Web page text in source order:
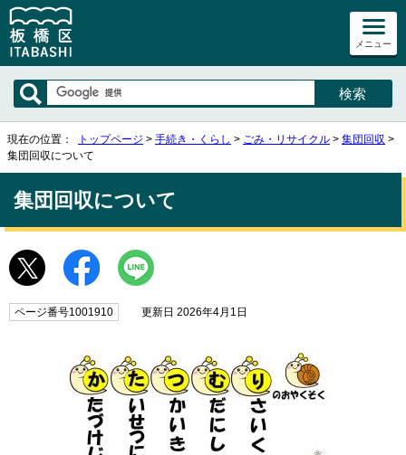
メニュー
現在の位置： トップページ > 手続き・くらし > ごみ・リサイクル > 集団回収 >
集団回収について
集団回収について
ページ番号1001910 更新日 2026年4月1日